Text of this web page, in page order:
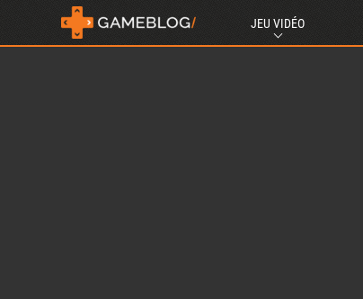
JEU VIDÉO